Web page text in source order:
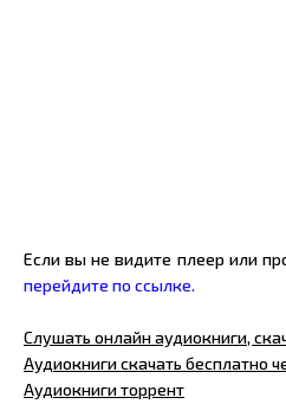
Если вы не видите плеер или
перейдите по ссылке.
Слушать онлайн аудиокниги,
Аудиокниги скачать бесплатно
Аудиокниги торрент